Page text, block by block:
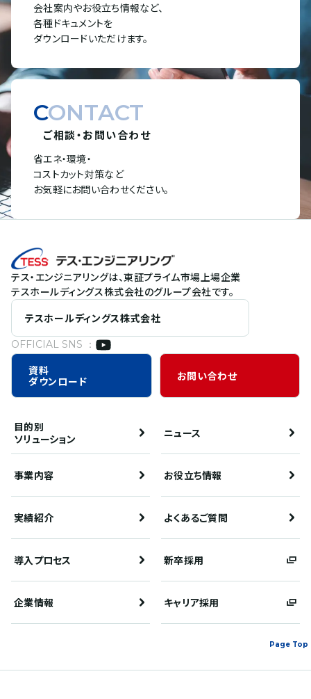
会社案内やお役立ち情報など、
各種ドキュメントを
ダウンロードいただけます。
CONTACT
ご相談・お問い合わせ
省エネ・環境・
コストカット対策など
お気軽にお問い合わせください。
テス・エンジニアリングは、東証プライム市場上場企業
テスホールディングス株式会社のグループ会社です。
テスホールディングス株式会社
OFFICIAL SNS ：
資料
ダウンロード
お問い合わせ
目的別
ソリューション
ニュース
事業内容 お役立ち情報
実績紹介 よくあるご質問
導入プロセス 新卒採用
企業情報 キャリア採用
Page Top